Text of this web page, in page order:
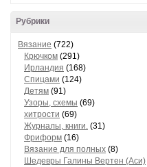
Рубрики
Вязание (722)
Крючком (291)
Ирландия (168)
Спицами (124)
Детям (91)
Узоры, схемы (69)
хитрости (69)
Журналы, книги. (31)
Фриформ (16)
Вязание для полных (8)
Шедевры Галины Вертен (Аси)